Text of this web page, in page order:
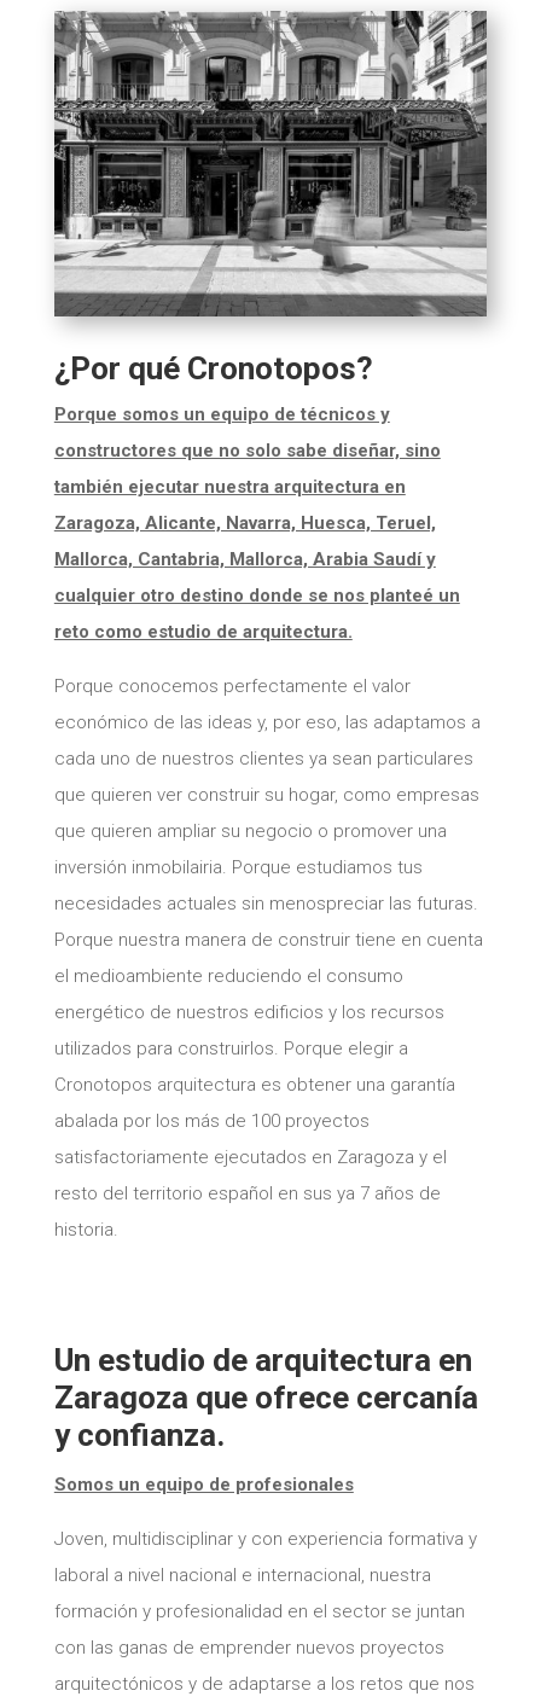
¿Por qué Cronotopos?
Porque somos un equipo de técnicos y
constructores que no solo sabe diseñar, sino
también ejecutar nuestra arquitectura en
Zaragoza, Alicante, Navarra, Huesca, Teruel,
Mallorca, Cantabria, Mallorca, Arabia Saudí y
cualquier otro destino donde se nos planteé un
reto como estudio de arquitectura.
Porque conocemos perfectamente el valor
económico de las ideas y, por eso, las adaptamos a
cada uno de nuestros clientes ya sean particulares
que quieren ver construir su hogar, como empresas
que quieren ampliar su negocio o promover una
inversión inmobilairia. Porque estudiamos tus
necesidades actuales sin menospreciar las futuras.
Porque nuestra manera de construir tiene en cuenta
el medioambiente reduciendo el consumo
energético de nuestros edificios y los recursos
utilizados para construirlos. Porque elegir a
Cronotopos arquitectura es obtener una garantía
abalada por los más de 100 proyectos
satisfactoriamente ejecutados en Zaragoza y el
resto del territorio español en sus ya 7 años de
historia.
Un estudio de arquitectura en
Zaragoza que ofrece cercanía
y confianza.
Somos un equipo de profesionales
Joven, multidisciplinar y con experiencia formativa y
laboral a nivel nacional e internacional, nuestra
formación y profesionalidad en el sector se juntan
con las ganas de emprender nuevos proyectos
arquitectónicos y de adaptarse a los retos que nos